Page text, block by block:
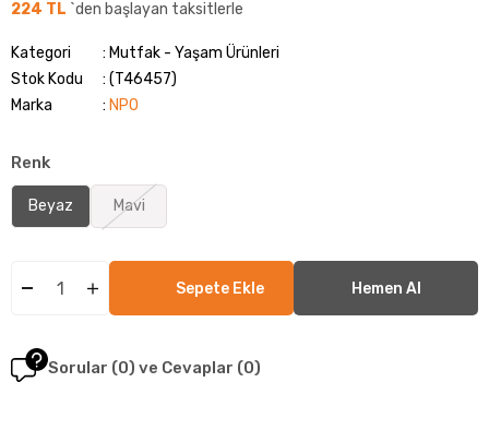
224 TL `den başlayan taksitlerle
Kategori
Mutfak - Yaşam Ürünleri
Stok Kodu
(T46457)
Marka
: NPO
Renk
Beyaz Mavi
Sorular (0) ve Cevaplar (0)